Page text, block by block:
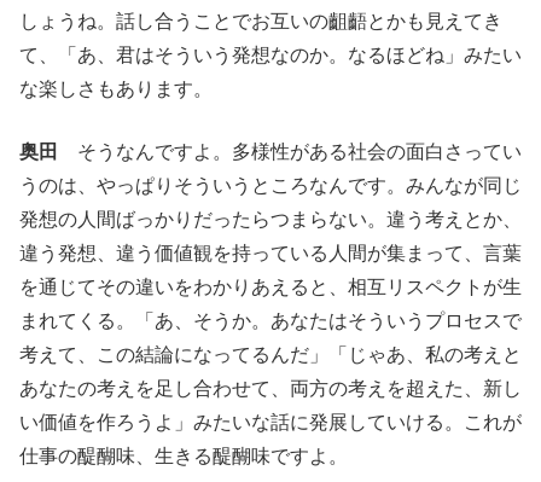
しょうね。話し合うことでお互いの齟齬とかも見えてき
て、「あ、君はそういう発想なのか。なるほどね」みたい
な楽しさもあります。
奥田
そうなんですよ。多様性がある社会の面白さってい
うのは、やっぱりそういうところなんです。みんなが同じ
発想の人間ばっかりだったらつまらない。違う考えとか、
違う発想、違う価値観を持っている人間が集まって、言葉
を通じてその違いをわかりあえると、相互リスペクトが生
まれてくる。「あ、そうか。あなたはそういうプロセスで
考えて、この結論になってるんだ」「じゃあ、私の考えと
あなたの考えを足し合わせて、両方の考えを超えた、新し
い価値を作ろうよ」みたいな話に発展していける。これが
仕事の醍醐味、生きる醍醐味ですよ。